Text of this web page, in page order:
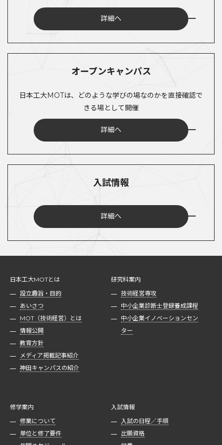
詳細へ
オープンキャンパス
日本工大MOTは、どのような学びの場なのかを直接確認で
きる場として開催
詳細へ
入試情報
詳細へ
日本工大MOTとは
設立趣旨・目的
あいさつ
MOT（技術経営）とは
情報公開
教育方針
メディア掲載記事紹介
神田キャンパスの紹介
研究科案内
技術経営専攻
中小企業診断士登録養成課程
中小企業イノベーションセン
ター
修学案内
修業について
単位と修了要件
入試情報
入試の日程／手順
出願資格